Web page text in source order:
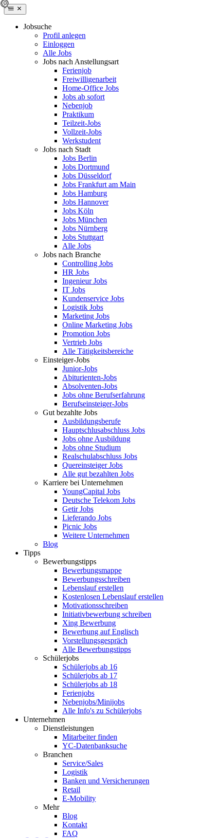
Jobsuche
Profil anlegen
Einloggen
Alle Jobs
Jobs nach Anstellungsart
Ferienjob
Freiwilligenarbeit
Home-Office Jobs
Jobs ab sofort
Nebenjob
Praktikum
Teilzeit-Jobs
Vollzeit-Jobs
Werkstudent
Jobs nach Stadt
Jobs Berlin
Jobs Dortmund
Jobs Düsseldorf
Jobs Frankfurt am Main
Jobs Hamburg
Jobs Hannover
Jobs Köln
Jobs München
Jobs Nürnberg
Jobs Stuttgart
Alle Jobs
Jobs nach Branche
Controlling Jobs
HR Jobs
Ingenieur Jobs
IT Jobs
Kundenservice Jobs
Logistik Jobs
Marketing Jobs
Online Marketing Jobs
Promotion Jobs
Vertrieb Jobs
Alle Tätigkeitsbereiche
Einsteiger-Jobs
Junior-Jobs
Abiturienten-Jobs
Absolventen-Jobs
Jobs ohne Berufserfahrung
Berufseinsteiger-Jobs
Gut bezahlte Jobs
Ausbildungsberufe
Hauptschlusabschluss Jobs
Jobs ohne Ausbildung
Jobs ohne Studium
Realschulabschluss Jobs
Quereinsteiger Jobs
Alle gut bezahlten Jobs
Karriere bei Unternehmen
YoungCapital Jobs
Deutsche Telekom Jobs
Getir Jobs
Lieferando Jobs
Picnic Jobs
Weitere Unternehmen
Blog
Tipps
Bewerbungstipps
Bewerbungsmappe
Bewerbungsschreiben
Lebenslauf erstellen
Kostenlosen Lebenslauf erstellen
Motivationsschreiben
Initiativbewerbung schreiben
Xing Bewerbung
Bewerbung auf Englisch
Vorstellungsgespräch
Alle Bewerbungstipps
Schülerjobs
Schülerjobs ab 16
Schülerjobs ab 17
Schülerjobs ab 18
Ferienjobs
Nebenjobs/Minijobs
Alle Info's zu Schülerjobs
Unternehmen
Dienstleistungen
Mitarbeiter finden
YC-Datenbanksuche
Branchen
Service/Sales
Logistik
Banken und Versicherungen
Retail
E-Mobility
Mehr
Blog
Kontakt
FAQ